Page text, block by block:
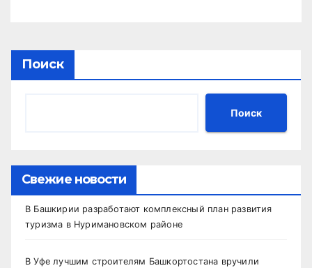
Поиск
Поиск
Свежие новости
В Башкирии разработают комплексный план развития
туризма в Нуримановском районе
В Уфе лучшим строителям Башкортостана вручили